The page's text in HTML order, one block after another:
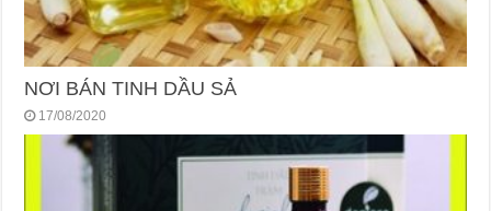
NƠI BÁN TINH DẦU SẢ
17/08/2020